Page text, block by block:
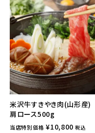
米沢牛すきやき肉(山形産)
肩ロース500g
当店特別価格 ¥10,800 税込